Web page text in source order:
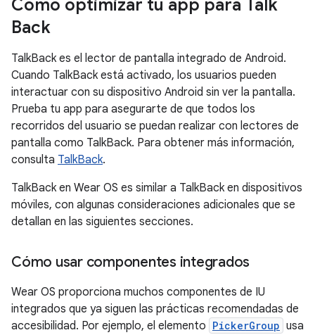
Cómo optimizar tu app para Talk
Back
TalkBack es el lector de pantalla integrado de Android.
Cuando TalkBack está activado, los usuarios pueden
interactuar con su dispositivo Android sin ver la pantalla.
Prueba tu app para asegurarte de que todos los
recorridos del usuario se puedan realizar con lectores de
pantalla como TalkBack. Para obtener más información,
consulta TalkBack.
TalkBack en Wear OS es similar a TalkBack en dispositivos
móviles, con algunas consideraciones adicionales que se
detallan en las siguientes secciones.
Cómo usar componentes integrados
Wear OS proporciona muchos componentes de IU
integrados que ya siguen las prácticas recomendadas de
accesibilidad. Por ejemplo, el elemento PickerGroup usa